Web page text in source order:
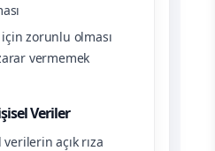
zorunlu olması
vermemek
Veriler
açık rıza